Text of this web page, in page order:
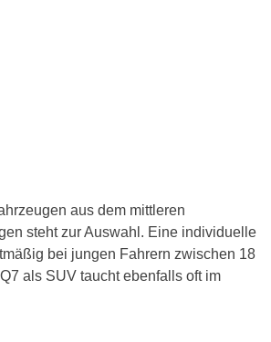
aus dem mittleren
steht zur Auswahl. Eine individuelle
bei jungen Fahrern zwischen 18
als SUV taucht ebenfalls oft im